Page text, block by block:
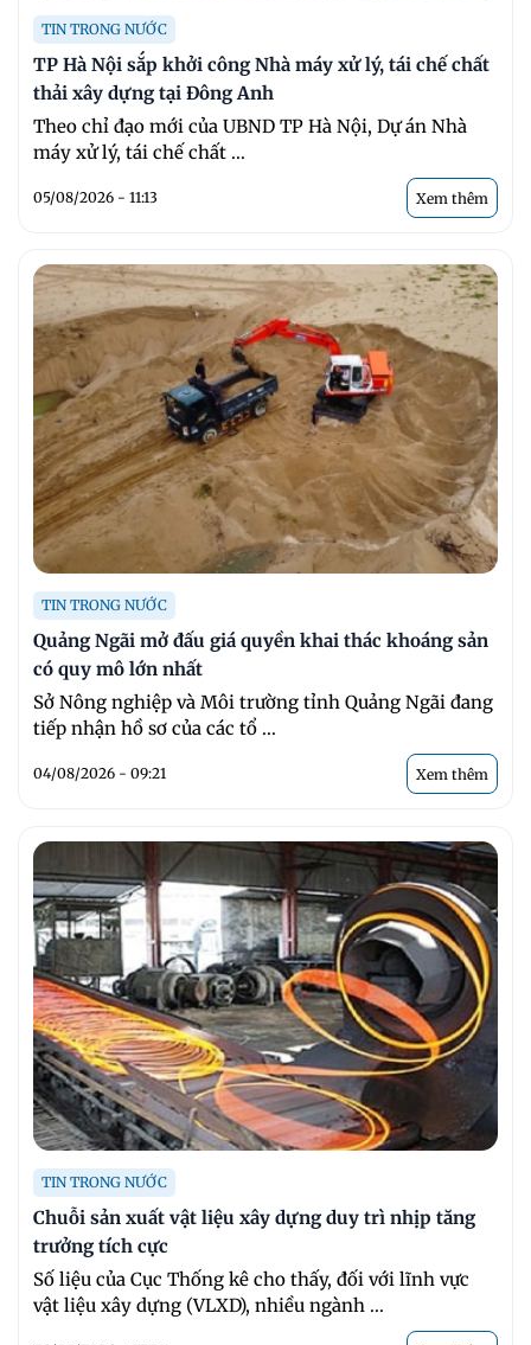
TIN TRONG NƯỚC
TP Hà Nội sắp khởi công Nhà máy xử lý, tái chế chất
thải xây dựng tại Đông Anh
Theo chỉ đạo mới của UBND TP Hà Nội, Dự án Nhà
máy xử lý, tái chế chất ...
05/08/2026 - 11:13 Xem thêm
TIN TRONG NƯỚC
Quảng Ngãi mở đấu giá quyền khai thác khoáng sản
có quy mô lớn nhất
Sở Nông nghiệp và Môi trường tỉnh Quảng Ngãi đang
tiếp nhận hồ sơ của các tổ ...
04/08/2026 - 09:21 Xem thêm
TIN TRONG NƯỚC
Chuỗi sản xuất vật liệu xây dựng duy trì nhịp tăng
trưởng tích cực
Số liệu của Cục Thống kê cho thấy, đối với lĩnh vực
vật liệu xây dựng (VLXD), nhiều ngành ...